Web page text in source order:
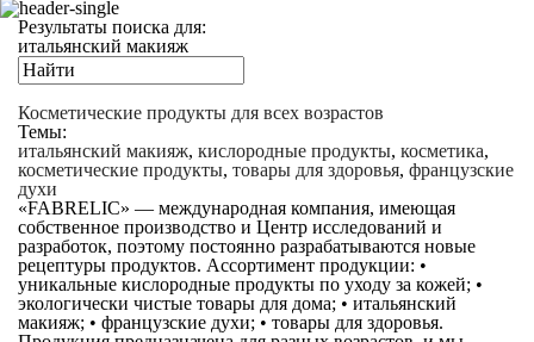
Результаты поиска для:
итальянский макияж
Косметические продукты для всех возрастов
Темы:
итальянский макияж, кислородные продукты, косметика,
косметические продукты, товары для здоровья, французские
духи
«FABRELIC» — международная компания, имеющая
собственное производство и Центр исследований и
разработок, поэтому постоянно разрабатываются новые
рецептуры продуктов. Ассортимент продукции: •
уникальные кислородные продукты по уходу за кожей; •
экологически чистые товары для дома; • итальянский
макияж; • французские духи; • товары для здоровья.